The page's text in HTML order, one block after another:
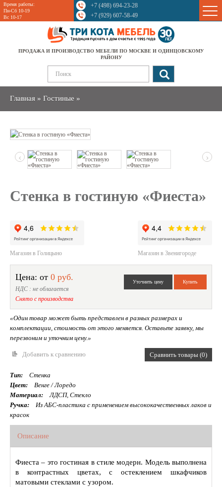
Время работы:
Пн-Сб 10-19
Вс 10-17
+7 (498) 694-23-28
+7 (929) 607-58-49
ПРОДАЖА И ПРОИЗВОДСТВО МЕБЕЛИ ПО МОСКВЕ И ОДИНЦОВСКОМУ
РАЙОНУ
Главная » Гостиные »
Sale
‹ ›
Стенка в гостиную «Фиеста»
Магазин в Голицыно Магазин в Звенигороде
Цена: от 0 руб.
НДС : не облагается
Снято с производства
«Один товар может быть представлен в разных размерах и
комплектации, стоимость от этого меняется. Оставьте заявку, мы
перезвоним и уточним цену.»
Добавить к сравнению Сравнить товары (0)
Тип:
Стенка
Цвет:
Венге / Лоредо
Материал:
ЛДСП, Стекло
Ручка:
Из АБС-пластика с применением высококачественных лаков и
красок
Описание
Фиеста – это гостиная в стиле модерн. Модель выполнена
в контрастных цветах, с остеклением шкафчиков
матовыми стеклами с узором.